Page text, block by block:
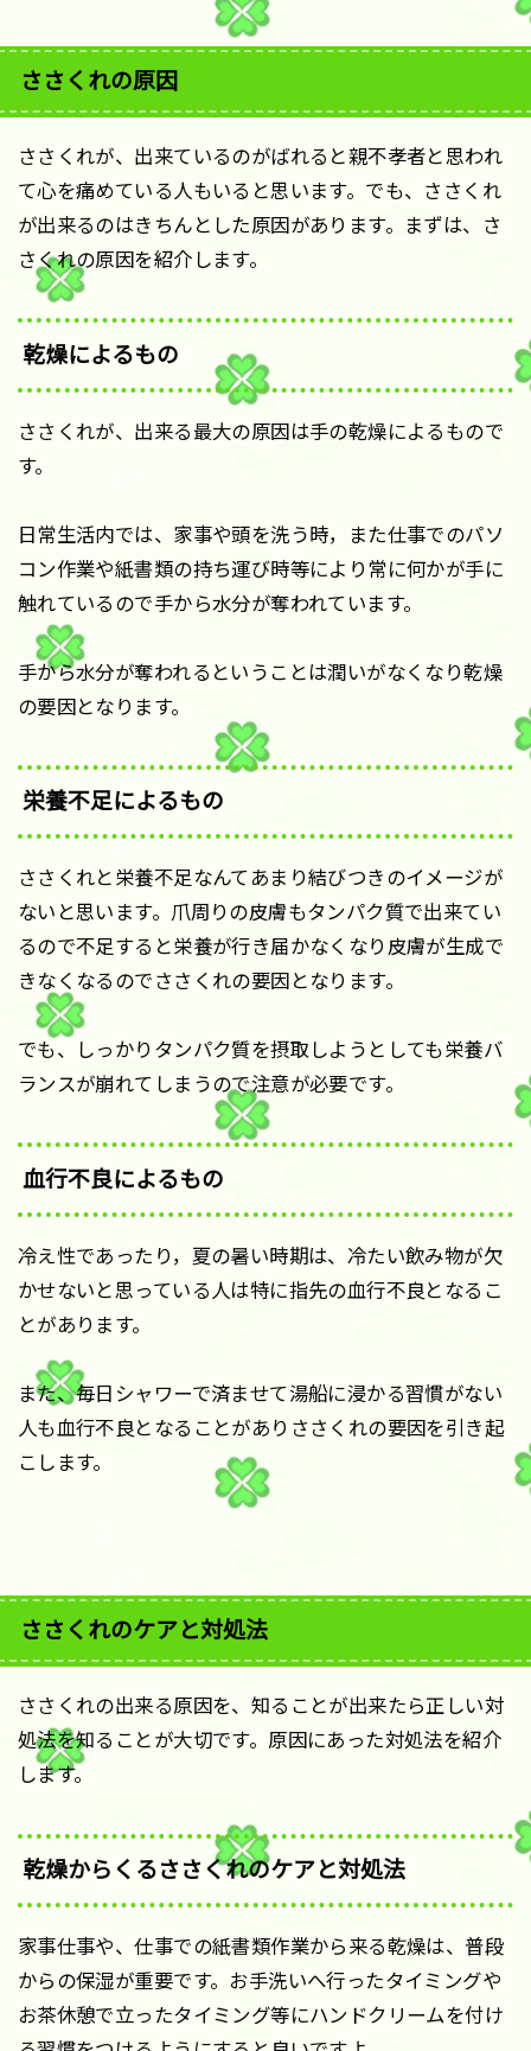
ささくれの原因
ささくれが、出来ているのがばれると親不孝者と思われ
て心を痛めている人もいると思います。でも、ささくれ
が出来るのはきちんとした原因があります。まずは、さ
さくれの原因を紹介します。
乾燥によるもの
ささくれが、出来る最大の原因は手の乾燥によるもので
す。
日常生活内では、家事や頭を洗う時，また仕事でのパソ
コン作業や紙書類の持ち運び時等により常に何かが手に
触れているので手から水分が奪われています。
手から水分が奪われるということは潤いがなくなり乾燥
の要因となります。
栄養不足によるもの
ささくれと栄養不足なんてあまり結びつきのイメージが
ないと思います。爪周りの皮膚もタンパク質で出来てい
るので不足すると栄養が行き届かなくなり皮膚が生成で
きなくなるのでささくれの要因となります。
でも、しっかりタンパク質を摂取しようとしても栄養バ
ランスが崩れてしまうので注意が必要です。
血行不良によるもの
冷え性であったり，夏の暑い時期は、冷たい飲み物が欠
かせないと思っている人は特に指先の血行不良となるこ
とがあります。
また、毎日シャワーで済ませて湯船に浸かる習慣がない
人も血行不良となることがありささくれの要因を引き起
こします。
ささくれのケアと対処法
ささくれの出来る原因を、知ることが出来たら正しい対
処法を知ることが大切です。原因にあった対処法を紹介
します。
乾燥からくるささくれのケアと対処法
家事仕事や、仕事での紙書類作業から来る乾燥は、普段
からの保湿が重要です。お手洗いへ行ったタイミングや
お茶休憩で立ったタイミング等にハンドクリームを付け